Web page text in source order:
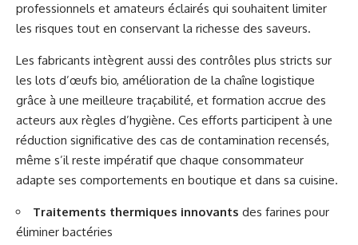
professionnels et amateurs éclairés qui souhaitent limiter
les risques tout en conservant la richesse des saveurs.
Les fabricants intègrent aussi des contrôles plus stricts sur
les lots d’œufs bio, amélioration de la chaîne logistique
grâce à une meilleure traçabilité, et formation accrue des
acteurs aux règles d’hygiène. Ces efforts participent à une
réduction significative des cas de contamination recensés,
même s’il reste impératif que chaque consommateur
adapte ses comportements en boutique et dans sa cuisine.
Traitements thermiques innovants des farines pour
éliminer bactéries